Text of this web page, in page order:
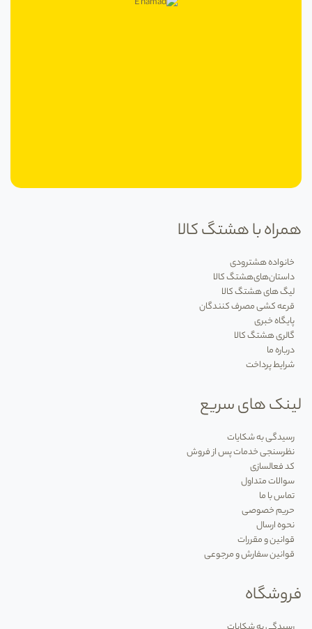
همراه با هشتگ کالا
خانواده هشترودی
داستان‌های‌هشتگ کالا
لیگ های هشتگ کالا
قرعه کشی مصرف کنندگان
پایگاه خبری
گالری هشتگ کالا
درباره ما
شرایط پرداخت
لینک های سریع
رسیدگی به شکایات
نظرسنجی خدمات پس از فروش
کد فعالسازی
سوالات متداول
تماس با ما
حریم خصوصی
نحوه ارسال
قوانین و مقررات
قوانین سفارش و مرجوعی
فروشگاه